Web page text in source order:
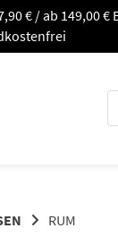
€ / ab 149,00 €
RUM